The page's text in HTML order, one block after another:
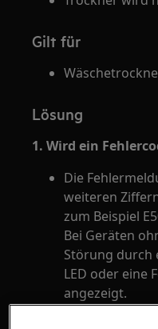
Gilt für
Lösung
1. Wird ein
Die
weiteren
zum Beispiel
Bei Geräten
Störung durch
LED oder eine
angezeigt.